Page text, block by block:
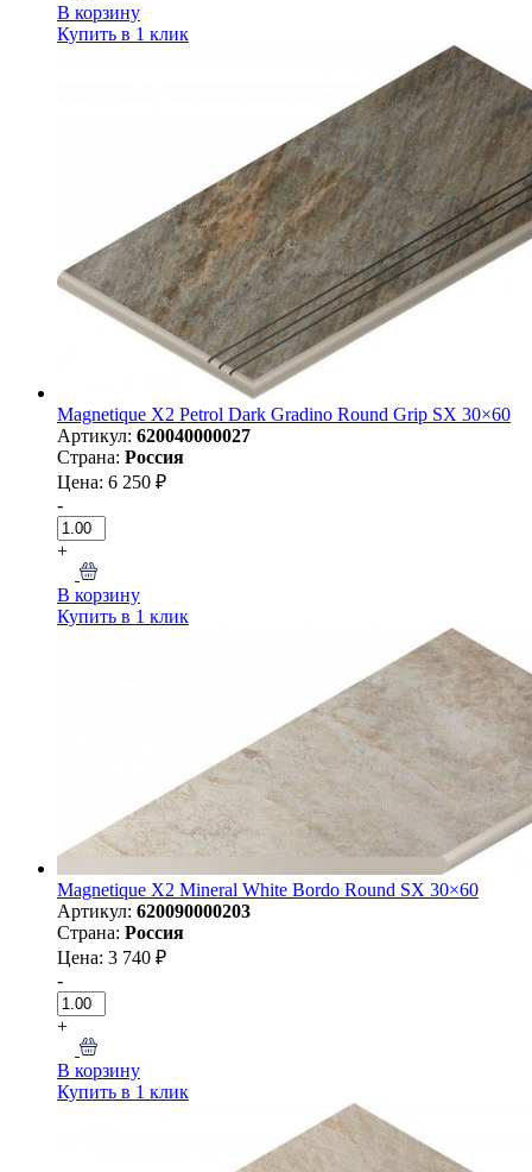
В корзину
Купить в 1 клик
Magnetique X2 Petrol Dark Gradino Round Grip SX 30×60
Артикул: 620040000027
Страна: Россия
Цена: 6 250 ₽
-
+
В корзину
Купить в 1 клик
Magnetique X2 Mineral White Bordo Round SX 30×60
Артикул: 620090000203
Страна: Россия
Цена: 3 740 ₽
-
+
В корзину
Купить в 1 клик